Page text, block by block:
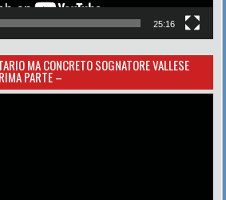
25:16
MA CONCRETO SOGNATORE VALLESE
PARTE –